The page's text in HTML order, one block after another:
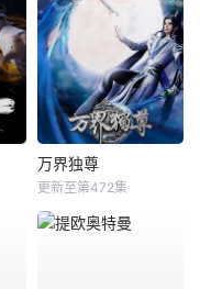
万界独尊
更新至第472集